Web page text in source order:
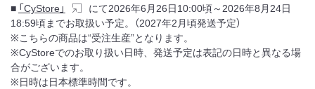
■ 「CyStore」
にて2026年6月26日10:00頃～2026年8月24日
18:59頃までお取扱い予定。（2027年2月頃発送予定）
※こちらの商品は“受注生産”となります。
※CyStoreでのお取り扱い日時、発送予定は表記の日時と異なる場
合がございます。
※日時は日本標準時間です。